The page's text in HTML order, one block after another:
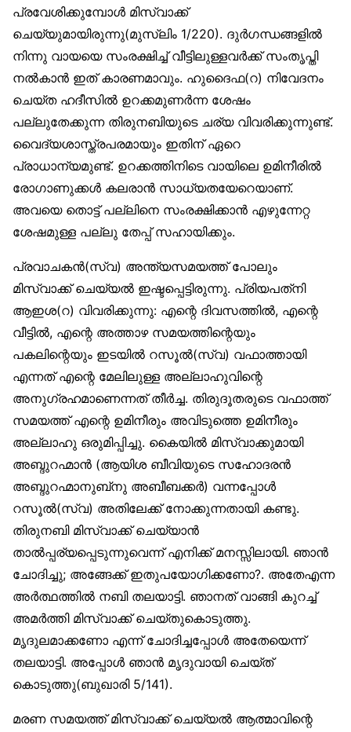
പ്രവേശിക്കുമ്പോൾ മിസ്‌വാക്ക്
ചെയ്യുമായിരുന്നു(മുസ്‌ലിം 1/220). ദുർഗന്ധങ്ങളിൽ
നിന്നു വായയെ സംരക്ഷിച്ച് വീട്ടിലുള്ളവർക്ക് സംതൃപ്തി
നൽകാൻ ഇത് കാരണമാവും. ഹുദൈഫ(റ) നിവേദനം
ചെയ്ത ഹദീസിൽ ഉറക്കമുണർന്ന ശേഷം
പല്ലുതേക്കുന്ന തിരുനബിയുടെ ചര്യ വിവരിക്കുന്നുണ്ട്.
വൈദ്യശാസ്ത്രപരമായും ഇതിന് ഏറെ
പ്രാധാന്യമുണ്ട്. ഉറക്കത്തിനിടെ വായിലെ ഉമിനീരിൽ
രോഗാണുക്കൾ കലരാൻ സാധ്യതയേറെയാണ്.
അവയെ തൊട്ട് പല്ലിനെ സംരക്ഷിക്കാൻ എഴുന്നേറ്റ
ശേഷമുള്ള പല്ലു തേപ്പ് സഹായിക്കും.
പ്രവാചകൻ(സ്വ) അന്ത്യസമയത്ത് പോലും
മിസ്‌വാക്ക് ചെയ്യൽ ഇഷ്ടപ്പെട്ടിരുന്നു. പ്രിയപത്‌നി
ആഇശ(റ) വിവരിക്കുന്നു: എന്റെ ദിവസത്തിൽ, എന്റെ
വീട്ടിൽ, എന്റെ അത്താഴ സമയത്തിന്റെയും
പകലിന്റെയും ഇടയിൽ റസൂൽ(സ്വ) വഫാത്തായി
എന്നത് എന്റെ മേലിലുള്ള അല്ലാഹുവിന്റെ
അനുഗ്രഹമാണെന്നത് തീർച്ച. തിരുദൂതരുടെ വഫാത്ത്
സമയത്ത് എന്റെ ഉമിനീരും അവിടുത്തെ ഉമിനീരും
അല്ലാഹു ഒരുമിപ്പിച്ചു. കൈയിൽ മിസ്‌വാക്കുമായി
അബ്ദുറഹ്മാൻ (ആയിശ ബീവിയുടെ സഹോദരൻ
അബ്ദുറഹ്മാനുബ്‌നു അബീബക്കർ) വന്നപ്പോൾ
റസൂൽ(സ്വ) അതിലേക്ക് നോക്കുന്നതായി കണ്ടു.
തിരുനബി മിസ്‌വാക്ക് ചെയ്യാൻ
താൽപ്പര്യപ്പെടുന്നുവെന്ന് എനിക്ക് മനസ്സിലായി. ഞാൻ
ചോദിച്ചു; അങ്ങേക്ക് ഇതുപയോഗിക്കണോ?. അതേഎന്ന
അർത്ഥത്തിൽ നബി തലയാട്ടി. ഞാനത് വാങ്ങി കുറച്ച്
അമർത്തി മിസ്‌വാക്ക് ചെയ്തുകൊടുത്തു.
മൃദുലമാക്കണോ എന്ന് ചോദിച്ചപ്പോൾ അതേയെന്ന്
തലയാട്ടി. അപ്പോൾ ഞാൻ മൃദുവായി ചെയ്ത്
കൊടുത്തു(ബുഖാരി 5/141).
മരണ സമയത്ത് മിസ്‌വാക്ക് ചെയ്യൽ ആത്മാവിന്റെ